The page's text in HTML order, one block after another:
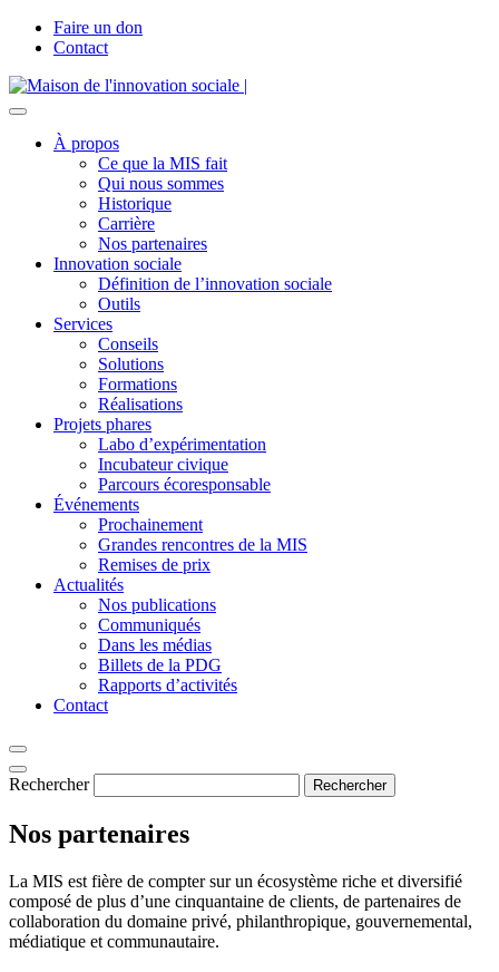
Faire un don
Contact
À propos
Ce que la MIS fait
Qui nous sommes
Historique
Carrière
Nos partenaires
Innovation sociale
Définition de l’innovation sociale
Outils
Services
Conseils
Solutions
Formations
Réalisations
Projets phares
Labo d’expérimentation
Incubateur civique
Parcours écoresponsable
Événements
Prochainement
Grandes rencontres de la MIS
Remises de prix
Actualités
Nos publications
Communiqués
Dans les médias
Billets de la PDG
Rapports d’activités
Contact
Rechercher Rechercher
Nos partenaires
La MIS est fière de compter sur un écosystème riche et diversifié
composé de plus d’une cinquantaine de clients, de partenaires de
collaboration du domaine privé, philanthropique, gouvernemental,
médiatique et communautaire.